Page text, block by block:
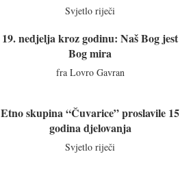
Svjetlo riječi
19. nedjelja kroz godinu: Naš Bog jest
Bog mira
fra Lovro Gavran
Etno skupina “Čuvarice” proslavile 15
godina djelovanja
Svjetlo riječi